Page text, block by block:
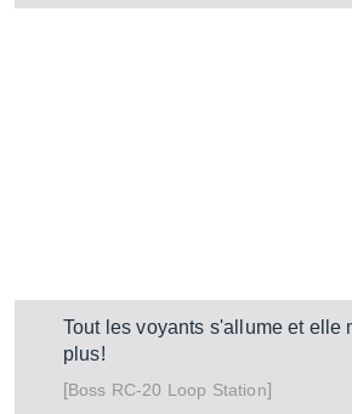
Tout les voyants s'allume et elle
plus!
[Boss RC-20 Loop Station]